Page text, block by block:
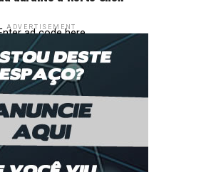
ADVERTISEMENT
ad code here